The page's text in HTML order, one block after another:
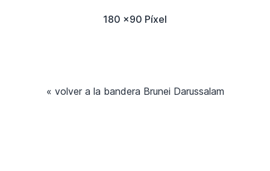
180 x90 Píxel
« volver a la bandera Brunei Darussalam